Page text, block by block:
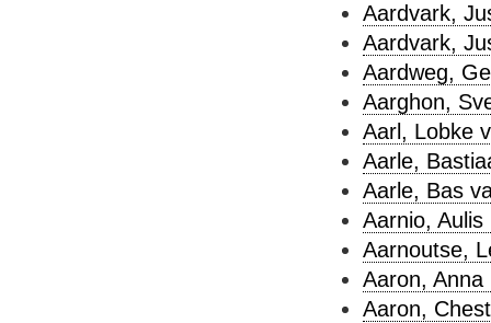
Aardvark,
Aardvark,
Aardweg,
Aarghon,
Aarl, Lobke
Aarle,
Aarle, Bas
Aarnio, Aulis
Aarnoutse,
Aaron, Anna
Aaron,